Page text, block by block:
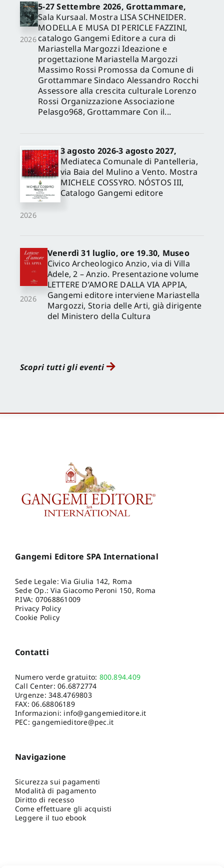
2026
5-27 Settembre 2026, Grottammare,
Sala Kursaal. Mostra LISA SCHNEIDER.
MODELLA E MUSA DI PERICLE FAZZINI,
catalogo Gangemi Editore a cura di
Mariastella Margozzi Ideazione e
progettazione Mariastella Margozzi
Massimo Rossi Promossa da Comune di
Grottammare Sindaco Alessandro Rocchi
Assessore alla crescita culturale Lorenzo
Rossi Organizzazione Associazione
Pelasgo968, Grottammare Con il...
2026
3 agosto 2026-3 agosto 2027,
Mediateca Comunale di Pantelleria,
via Baia del Mulino a Vento. Mostra
MICHELE COSSYRO. NÓSTOS III,
Catalogo Gangemi editore
2026
Venerdì 31 luglio, ore 19.30, Museo
Civico Archeologico Anzio, via di Villa
Adele, 2 – Anzio. Presentazione volume
LETTERE D’AMORE DALLA VIA APPIA,
Gangemi editore interviene Mariastella
Margozzi, Storia delle Arti, già dirigente
del Ministero della Cultura
Scopri tutti gli eventi
Gangemi Editore SPA International
Sede Legale: Via Giulia 142, Roma
Sede Op.: Via Giacomo Peroni 150, Roma
P.IVA: 07068861009
Privacy Policy
Cookie Policy
Contatti
Numero verde gratuito: 800.894.409
Call Center:06.6872774
Urgenze:348.4769803
FAX: 06.68806189
Informazioni: info@gangemieditore.it
PEC: gangemieditore@pec.it
Navigazione
Sicurezza sui pagamenti
Modalità di pagamento
Diritto di recesso
Come effettuare gli acquisti
Leggere il tuo ebook